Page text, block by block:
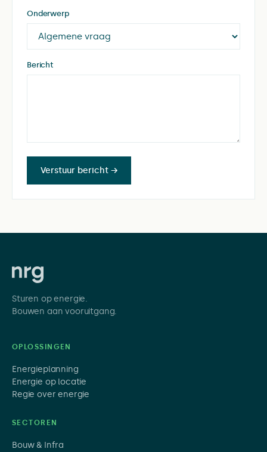
Onderwerp
Bericht
Verstuur bericht →
Sturen op energie.
Bouwen aan vooruitgang.
OPLOSSINGEN
Energieplanning
Energie op locatie
Regie over energie
SECTOREN
Bouw & Infra